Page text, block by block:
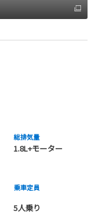
総排気量
1.8L+モーター
乗車定員
5人乗り